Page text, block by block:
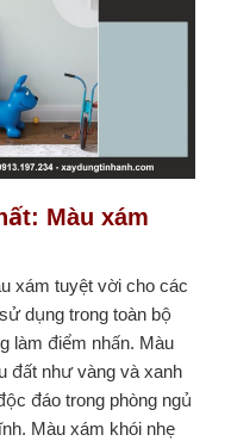
: Màu xám
xám tuyệt vời cho các
dụng trong toàn bộ
làm điểm nhấn. Màu
đất như vàng và xanh
đáo trong phòng ngủ
Màu xám khói nhẹ